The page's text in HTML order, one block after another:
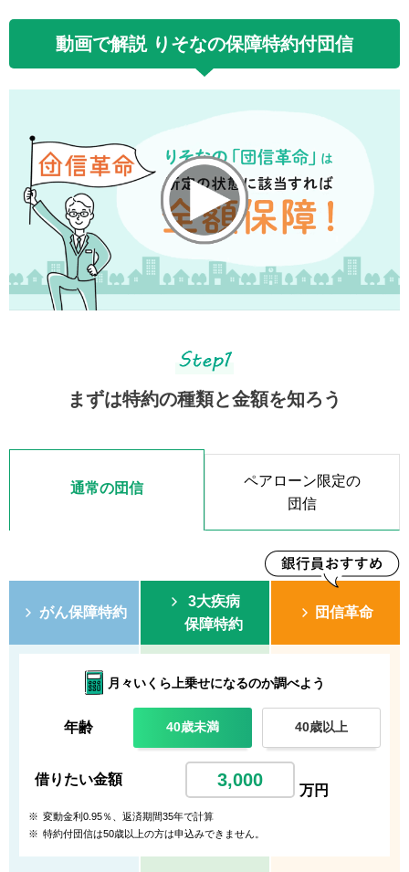
動画で解説 りそなの保障特約付団信
まずは特約の種類と金額を知ろう
通常の団信
ペアローン限定の
団信
がん保障特約
3大疾病
保障特約
団信革命
月々いくら上乗せになるのか調べよう
年齢 40歳未満 40歳以上
借りたい金額
万円
※ 変動金利0.95％、返済期間35年で計算
※ 特約付団信は50歳以上の方は申込みできません。